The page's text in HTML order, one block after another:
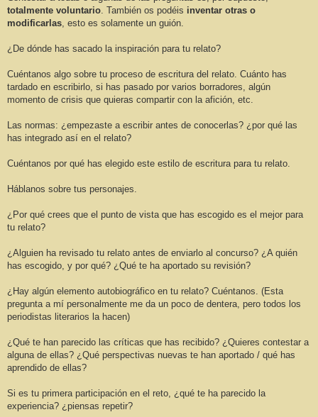
totalmente voluntario. También os podéis inventar otras o
modificarlas, esto es solamente un guión.
¿De dónde has sacado la inspiración para tu relato?
Cuéntanos algo sobre tu proceso de escritura del relato. Cuánto has
tardado en escribirlo, si has pasado por varios borradores, algún
momento de crisis que quieras compartir con la afición, etc.
Las normas: ¿empezaste a escribir antes de conocerlas? ¿por qué las
has integrado así en el relato?
Cuéntanos por qué has elegido este estilo de escritura para tu relato.
Háblanos sobre tus personajes.
¿Por qué crees que el punto de vista que has escogido es el mejor para
tu relato?
¿Alguien ha revisado tu relato antes de enviarlo al concurso? ¿A quién
has escogido, y por qué? ¿Qué te ha aportado su revisión?
¿Hay algún elemento autobiográfico en tu relato? Cuéntanos. (Esta
pregunta a mí personalmente me da un poco de dentera, pero todos los
periodistas literarios la hacen)
¿Qué te han parecido las críticas que has recibido? ¿Quieres contestar a
alguna de ellas? ¿Qué perspectivas nuevas te han aportado / qué has
aprendido de ellas?
Si es tu primera participación en el reto, ¿qué te ha parecido la
experiencia? ¿piensas repetir?